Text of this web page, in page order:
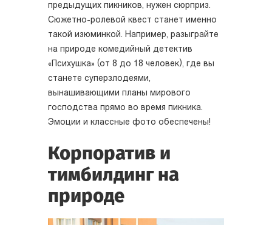
предыдущих пикников, нужен сюрприз.
Сюжетно-ролевой квест станет именно
такой изюминкой. Например, разыграйте
на природе комедийный детектив
«Психушка» (от 8 до 18 человек), где вы
станете суперзлодеями,
вынашивающими планы мирового
господства прямо во время пикника.
Эмоции и классные фото обеспечены!
Корпоратив и
тимбилдинг на
природе